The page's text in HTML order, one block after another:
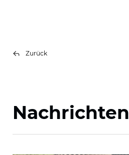
Zurück
Nachrichten